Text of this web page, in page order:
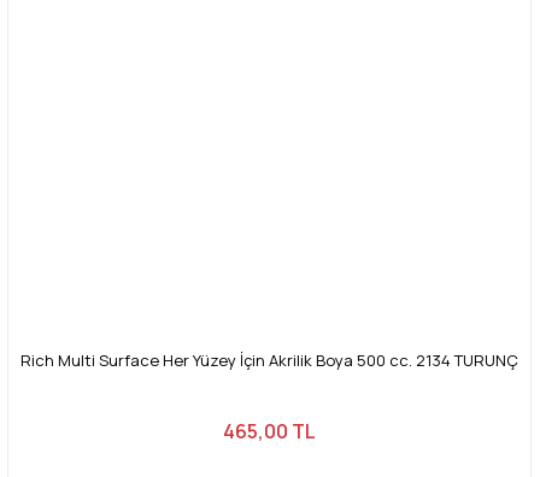
Rich Multi Surface Her Yüzey İçin Akrilik Boya 500 cc. 2134 TURUNÇ
465,00 TL